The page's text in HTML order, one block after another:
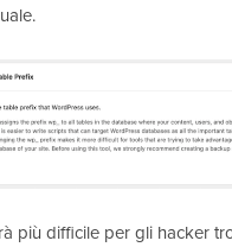
più difficile per gli hacker